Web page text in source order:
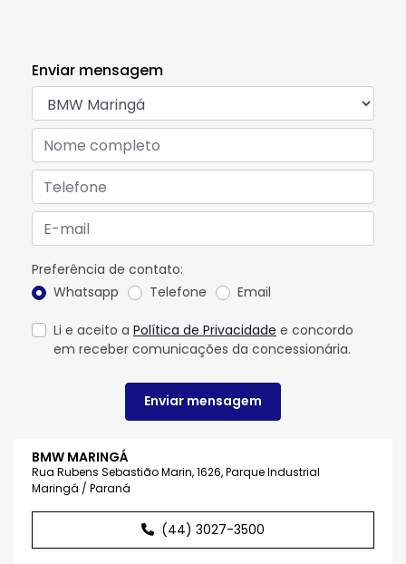
BMW MARINGÁ
Rua Rubens Sebastião Marin, 1626, Parque Industrial
Maringá / Paraná
(44) 3027-3500
Enviar mensagem
Preferência de contato:
Whatsapp
Telefone Email
Li e aceito a Política de Privacidade e concordo
em receber comunicações da concessionária.
Enviar mensagem